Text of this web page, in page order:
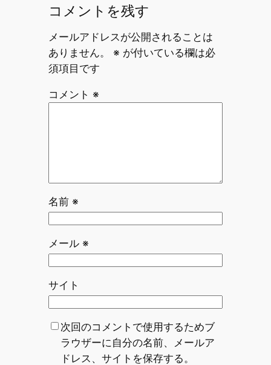
コメントを残す
メールアドレスが公開されることは
ありません。
※ が付いている欄は必
須項目です
コメント ※
名前 ※
メール ※
サイト
次回のコメントで使用するためブ
ラウザーに自分の名前、メールア
ドレス、サイトを保存する。